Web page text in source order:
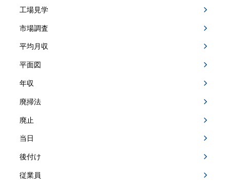
工場見学
市場調査
平均月収
平面図
年収
廃掃法
廃止
当日
後付け
従業員